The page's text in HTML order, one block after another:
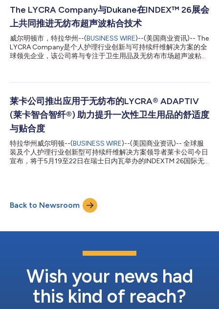
提升的财务灵活性和更强健的资产负债表，以支持长期增长。公司
已累计削减超过12亿美元的长期债务总额，并将获得超过7500万
美元的新增资金投资。在整个重组过程中，公司各项业务正常运
转，始终履行对员工、客户及供应商的各项承诺。 The LYCRA
Company将获得新股权所有者的支持。新股东均为具备全球影响
力的投资组合基金，且长期投资于公司的证券。他们共同为公司、
产品以及旗下品牌带来了丰富的经验与坚定的承诺，并致力于通过
The LYCRA Company与Dukane在INDEX™ 26展会
上共同推进无纺布超声波粘合技术
威尔明顿市，特拉华州--(BUSINESS WIRE)--(美国商业资讯)-- The
LYCRA Company是个人护理行业创新与可持续纤维解决方案的全
球领先企业，该公司将与专注于卫生用品及无纺布市场超声波粘合
果。 自2014年以来，两家公司一直通力合作，致力于推进超声波
能的同时，降低能耗、减少材料浪费并节省维护成本。超声波粘合
技术可在两层无纺布之间形成粘合通道，无需使用粘合剂即可机械
固定弹性纤维。Dukane的专利旋转式和刚性超声波粘合系统通过
向无纺布基材传递精确控制的超声波能量，实现了高速、无粘合剂
的组装。 LYCRA FUSION™纤维最初是为了防止丝袜勾丝形成脱线
而开发的，如今可在超声波粘合过程中与无纺布层融合。其包芯结
构能与周围材料融合，增强超声波粘合强度，并提供卓越的纱线回
弹性能。当该纤维与Dukane的先进超声波粘合模块配合使用时，
莱卡公司推出应用于无纺布的LYCRA® ADAPTIV
(莱卡智合智纤®) 助力提升一次性卫生用品的舒适度
与贴合度
特拉华州威尔明顿--(BUSINESS WIRE)--(美国商业资讯)-- 全球服
装及个人护理行业创新型可持续纤维解决方案领导者莱卡公司今日
宣布，将于5月19至22日在瑞士日内瓦举办的INDEXTM 26国际无
成人轻失禁用品及女性护理用品，开启舒适、贴合、高性能全新时
代。 LYCRA® ADAPTIV (莱卡智合智纤®) 专为解决个人护理卫生用
品尚未被满足的核心需求而研发。基于莱卡公司的专项调研，核心
移位的功能需求。该纤维拥有革命性的聚合物配方，使其能够随人
合，有效减少渗漏风险；尺码包容性更强，适配更多身型人群；方
便使用者及护理人员穿脱；同时降低局部束缚性压迫，减少肌肤勒
示：“LYCRA® ADAPTIV (...
Back to Newsroom
Wish your news had
this kind of reach?